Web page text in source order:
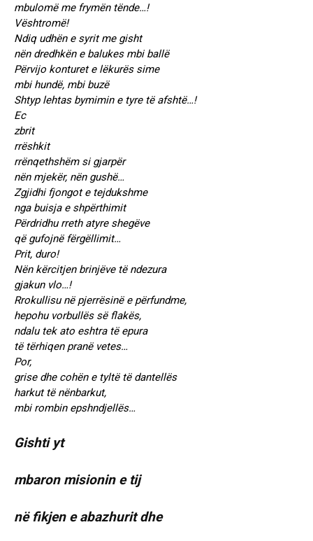
mbulomë me frymën tënde…!
Vështromë!
Ndiq udhën e syrit me gisht
nën dredhkën e balukes mbi ballë
Përvijo konturet e lëkurës sime
mbi hundë, mbi buzë
Shtyp lehtas bymimin e tyre të afshtë…!
Ec
zbrit
rrëshkit
rrënqethshëm si gjarpër
nën mjekër, nën gushë…
Zgjidhi fjongot e tejdukshme
nga buisja e shpërthimit
Përdridhu rreth atyre shegëve
që gufojnë fërgëllimit…
Prit, duro!
Nën kërcitjen brinjëve të ndezura
gjakun vlo…!
Rrokullisu në pjerrësinë e përfundme,
hepohu vorbullës së flakës,
ndalu tek ato eshtra të epura
të tërhiqen pranë vetes…
Por,
grise dhe cohën e tyltë të dantellës
harkut të nënbarkut,
mbi rombin epshndjellës…
Gishti yt
mbaron misionin e tij
në fikjen e abazhurit dhe